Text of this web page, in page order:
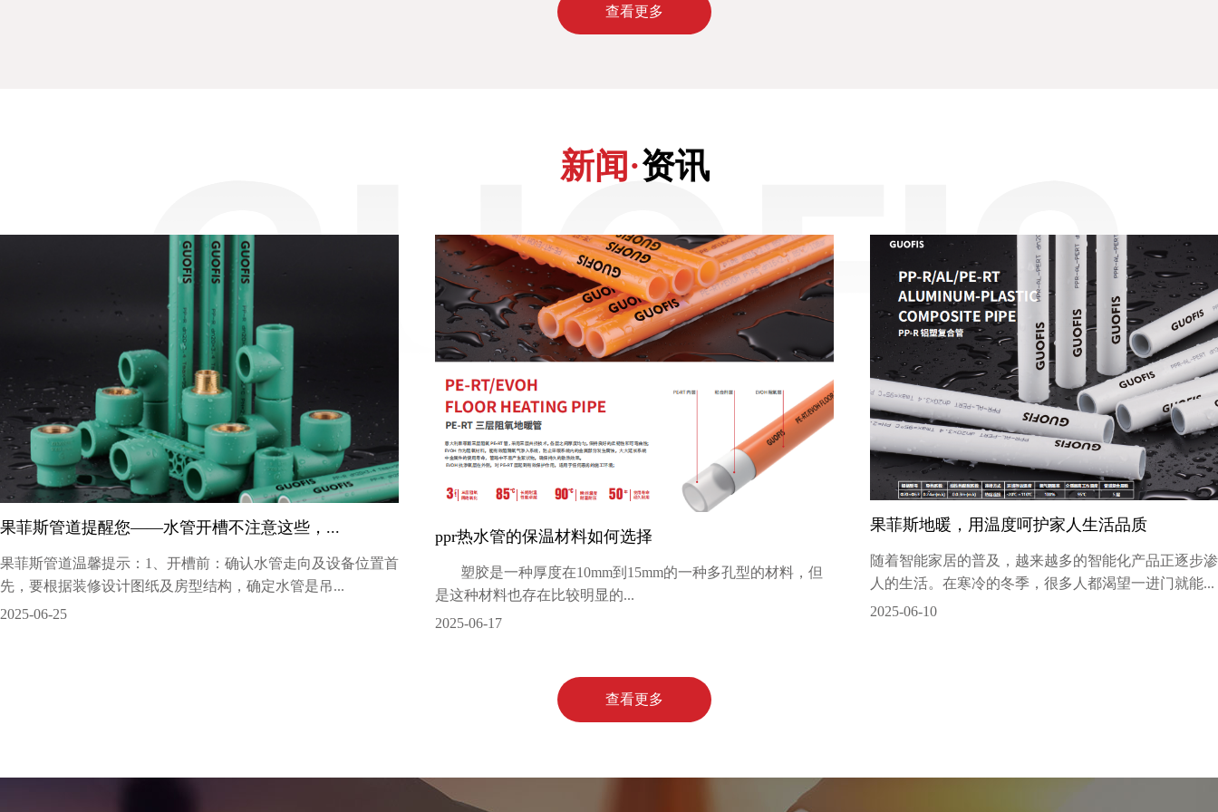
查看更多
新闻·资讯
果菲斯管道提醒您——水管开槽不注意这些，...
果菲斯管道温馨提示：1、开槽前：确认水管走向及设备位置首
先，要根据装修设计图纸及房型结构，确定水管是吊...
2025-06-25
ppr热水管的保温材料如何选择
塑胶是一种厚度在10mm到15mm的一种多孔型的材料，但
是这种材料也存在比较明显的...
2025-06-17
果菲斯地暖，用温度呵护家人生活品质
随着智能家居的普及，越来越多的智能化产品正逐步
人的生活。在寒冷的冬季，很多人都渴望一进门就能...
2025-06-10
查看更多